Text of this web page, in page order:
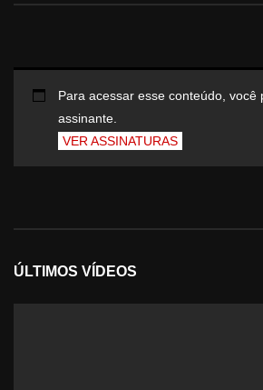
Para acessar esse conteúdo, você
assinante.
VER ASSINATURAS
ÚLTIMOS VÍDEOS